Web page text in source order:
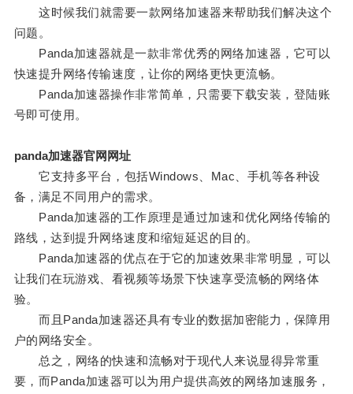
这时候我们就需要一款网络加速器来帮助我们解决这个
问题。
Panda加速器就是一款非常优秀的网络加速器，它可以
快速提升网络传输速度，让你的网络更快更流畅。
Panda加速器操作非常简单，只需要下载安装，登陆账
号即可使用。
panda加速器官网网址
它支持多平台，包括Windows、Mac、手机等各种设
备，满足不同用户的需求。
Panda加速器的工作原理是通过加速和优化网络传输的
路线，达到提升网络速度和缩短延迟的目的。
Panda加速器的优点在于它的加速效果非常明显，可以
让我们在玩游戏、看视频等场景下快速享受流畅的网络体
验。
而且Panda加速器还具有专业的数据加密能力，保障用
户的网络安全。
总之，网络的快速和流畅对于现代人来说显得异常重
要，而Panda加速器可以为用户提供高效的网络加速服务，